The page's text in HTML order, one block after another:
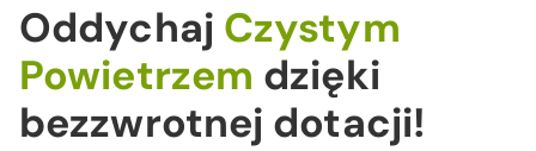
Oddychaj Czystym
Powietrzem dzięki
bezzwrotnej dotacji!